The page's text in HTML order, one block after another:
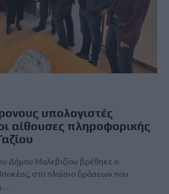
υπολογιστές
αίθουσες πληροφορικής
Δήμου Μαλεβιζίου βρέθηκε ο
στο πλαίσιο δράσεων που